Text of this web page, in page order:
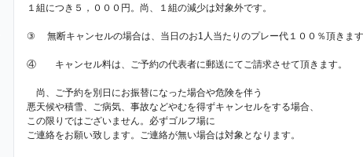
１組につき５，０００円。尚、１組の減少は対象外です。
③ 無断キャンセルの場合は、当日のお1人当たりのプレー代１００％頂きます
④ キャンセル料は、ご予約の代表者に郵送にてご請求させて頂きます。
尚、ご予約を別日にお振替になった場合や危険を伴う
悪天候や積雪、ご病気、事故などやむを得ずキャンセルをする場合、
この限りではございません。必ずゴルフ場に
ご連絡をお願い致します。ご連絡が無い場合は対象となります。